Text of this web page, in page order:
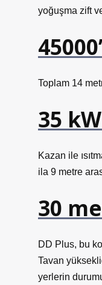
yoğuşma zift
Toplam 14
35
Kazan ile
ila 9 metre
30
DD Plus, bu
Tavan
yerlerin